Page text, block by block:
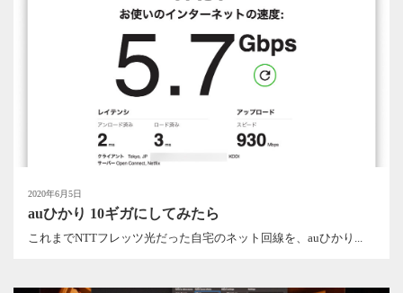
2020年6月5日
auひかり 10ギガにしてみたら
これまでNTTフレッツ光だった自宅のネット回線を、auひかり...